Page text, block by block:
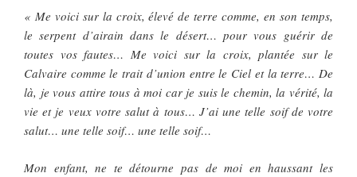
« Me voici sur la croix, élevé de terre comme, en son temps,
le serpent d’airain dans le désert… pour vous guérir de
toutes vos fautes… Me voici sur la croix, plantée sur le
Calvaire comme le trait d’union entre le Ciel et la terre… De
là, je vous attire tous à moi car je suis le chemin, la vérité, la
vie et je veux votre salut à tous… J’ai une telle soif de votre
salut… une telle soif… une telle soif…
Mon enfant, ne te détourne pas de moi en haussant les